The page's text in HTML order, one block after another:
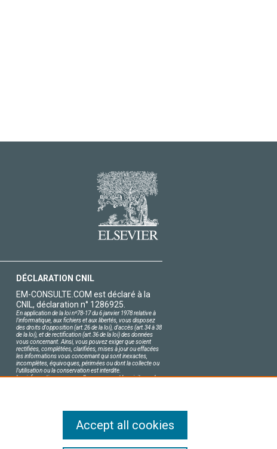
DÉCLARATION CNIL
EM-CONSULTE.COM est déclaré à la
CNIL, déclaration n° 1286925.
En application de la loi nº78-17 du 6 janvier 1978 relative à
l'informatique, aux fichiers et aux libertés, vous disposez
des droits d'opposition (art.26 de la loi), d'accès (art.34 à 38
de la loi), et de rectification (art.36 de la loi) des données
vous concernant. Ainsi, vous pouvez exiger que soient
rectifiées, complétées, clarifiées, mises à jour ou effacées
les informations vous concernant qui sont inexactes,
incomplètes, équivoques, périmées ou dont la collecte ou
l'utilisation ou la conservation est interdite.
Les informations personnelles concernant les visiteurs de
Accept all cookies